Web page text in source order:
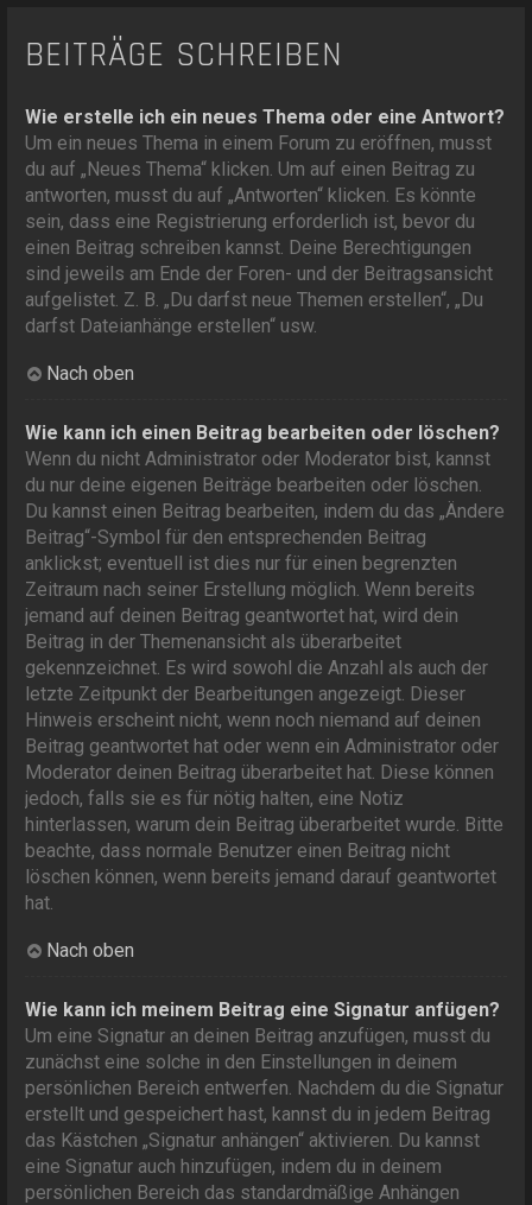
BEITRÄGE SCHREIBEN
Wie erstelle ich ein neues Thema oder eine Antwort?
Um ein neues Thema in einem Forum zu eröffnen, musst
du auf „Neues Thema“ klicken. Um auf einen Beitrag zu
antworten, musst du auf „Antworten“ klicken. Es könnte
sein, dass eine Registrierung erforderlich ist, bevor du
einen Beitrag schreiben kannst. Deine Berechtigungen
sind jeweils am Ende der Foren- und der Beitragsansicht
aufgelistet. Z. B. „Du darfst neue Themen erstellen“, „Du
darfst Dateianhänge erstellen“ usw.
Nach oben
Wie kann ich einen Beitrag bearbeiten oder löschen?
Wenn du nicht Administrator oder Moderator bist, kannst
du nur deine eigenen Beiträge bearbeiten oder löschen.
Du kannst einen Beitrag bearbeiten, indem du das „Ändere
Beitrag“-Symbol für den entsprechenden Beitrag
anklickst; eventuell ist dies nur für einen begrenzten
Zeitraum nach seiner Erstellung möglich. Wenn bereits
jemand auf deinen Beitrag geantwortet hat, wird dein
Beitrag in der Themenansicht als überarbeitet
gekennzeichnet. Es wird sowohl die Anzahl als auch der
letzte Zeitpunkt der Bearbeitungen angezeigt. Dieser
Hinweis erscheint nicht, wenn noch niemand auf deinen
Beitrag geantwortet hat oder wenn ein Administrator oder
Moderator deinen Beitrag überarbeitet hat. Diese können
jedoch, falls sie es für nötig halten, eine Notiz
hinterlassen, warum dein Beitrag überarbeitet wurde. Bitte
beachte, dass normale Benutzer einen Beitrag nicht
löschen können, wenn bereits jemand darauf geantwortet
hat.
Nach oben
Wie kann ich meinem Beitrag eine Signatur anfügen?
Um eine Signatur an deinen Beitrag anzufügen, musst du
zunächst eine solche in den Einstellungen in deinem
persönlichen Bereich entwerfen. Nachdem du die Signatur
erstellt und gespeichert hast, kannst du in jedem Beitrag
das Kästchen „Signatur anhängen“ aktivieren. Du kannst
eine Signatur auch hinzufügen, indem du in deinem
persönlichen Bereich das standardmäßige Anhängen